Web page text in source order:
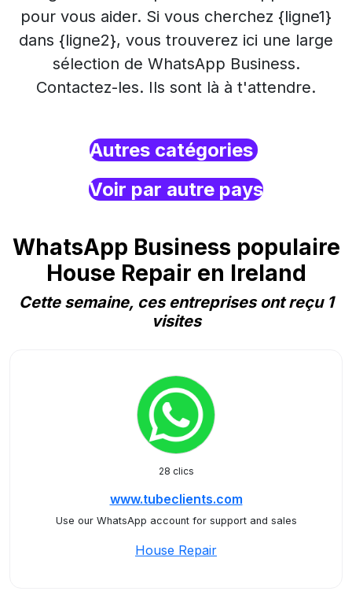
pour vous aider. Si vous cherchez {ligne1}
dans {ligne2}, vous trouverez ici une large
sélection de WhatsApp Business.
Contactez-les. Ils sont là à t'attendre.
Autres catégories
Voir par autre pays
WhatsApp Business populaire
House Repair en Ireland
Cette semaine, ces entreprises ont reçu 1
visites
28 clics
www.tubeclients.com
Use our WhatsApp account for support and sales
House Repair